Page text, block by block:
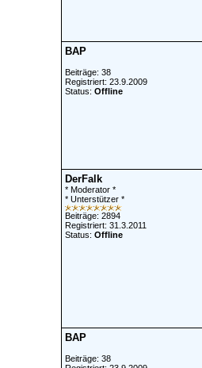
BAP
Beiträge: 38
Registriert: 23.9.2009
Status: Offline
DerFalk
* Moderator *
* Unterstützer *
Beiträge: 2894
Registriert: 31.3.2011
Status: Offline
BAP
Beiträge: 38